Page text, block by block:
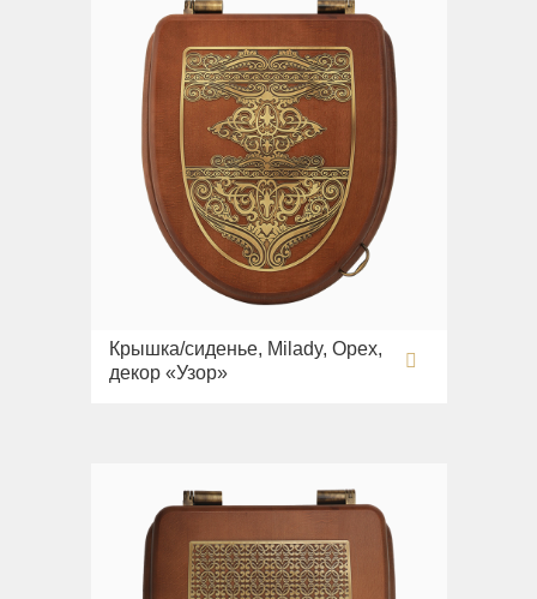
Крышка/сиденье, Milady, Орех,
декор «Узор»